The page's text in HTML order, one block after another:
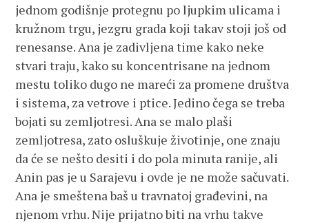
jednom godišnje protegnu po ljupkim ulicama i
kružnom trgu, jezgru grada koji takav stoji još od
renesanse. Ana je zadivljena time kako neke
stvari traju, kako su koncentrisane na jednom
mestu toliko dugo ne mareći za promene društva
i sistema, za vetrove i ptice. Jedino čega se treba
bojati su zemljotresi. Ana se malo plaši
zemljotresa, zato osluškuje životinje, one znaju
da će se nešto desiti i do pola minuta ranije, ali
Anin pas je u Sarajevu i ovde je ne može sačuvati.
Ana je smeštena baš u travnatoj građevini, na
njenom vrhu. Nije prijatno biti na vrhu takve